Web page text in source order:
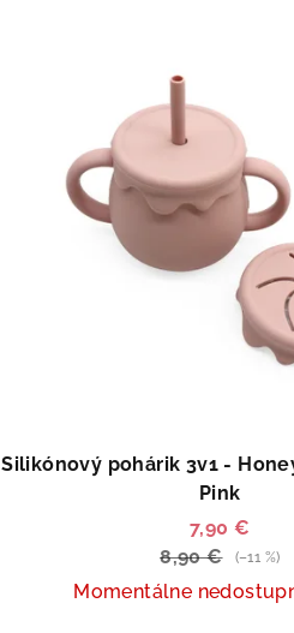
Silikónový pohárik 3v1 -
Pink
7,90 €
8,90 €
(–11 %)
Momentálne